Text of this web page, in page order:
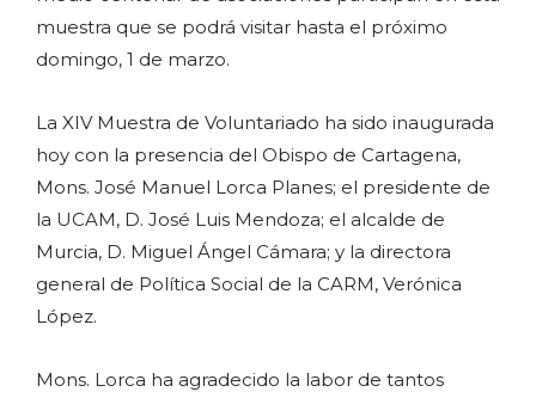
muestra que se podrá visitar hasta el próximo
domingo, 1 de marzo.
La XIV Muestra de Voluntariado ha sido inaugurada
hoy con la presencia del Obispo de Cartagena,
Mons. José Manuel Lorca Planes; el presidente de
la UCAM, D. José Luis Mendoza; el alcalde de
Murcia, D. Miguel Ángel Cámara; y la directora
general de Política Social de la CARM, Verónica
López.
Mons. Lorca ha agradecido la labor de tantos